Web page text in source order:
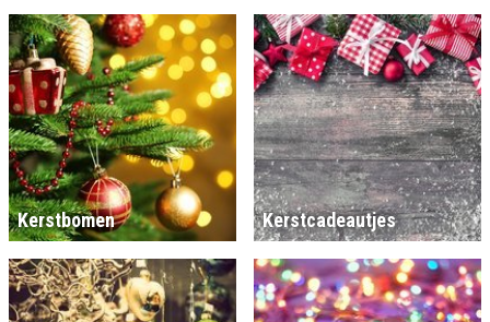
Kerstbomen Kerstcadeautjes